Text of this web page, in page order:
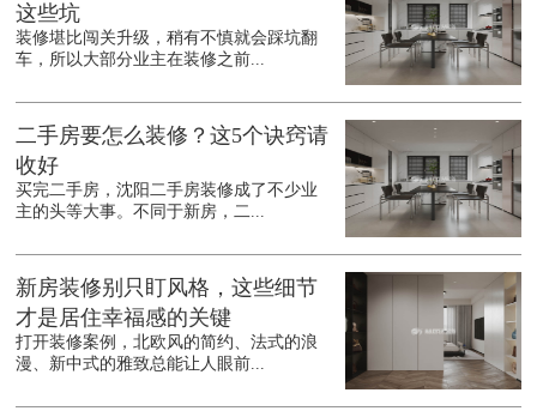
这些坑
装修堪比闯关升级，稍有不慎就会踩坑翻
车，所以大部分业主在装修之前...
二手房要怎么装修？这5个诀窍请
收好
买完二手房，沈阳二手房装修成了不少业
主的头等大事。不同于新房，二...
新房装修别只盯风格，这些细节
才是居住幸福感的关键
打开装修案例，北欧风的简约、法式的浪
漫、新中式的雅致总能让人眼前...